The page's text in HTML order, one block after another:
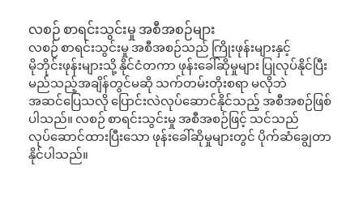
လစဉ် စာရင်းသွင်းမှု အစီအစဉ်များ
လစဉ် စာရင်းသွင်းမှု အစီအစဉ်သည် ကြိုးဖုန်းများနှင့်
မိုဘိုင်းဖုန်းများသို့ နိုင်ငံတကာ ဖုန်းခေါ်ဆိုမှုများ ပြုလုပ်နိုင်ပြီး
မည်သည့်အချိန်တွင်မဆို သက်တမ်းတိုးစရာ မလိုဘဲ
အဆင်ပြေသလို ပြောင်းလဲလုပ်ဆောင်နိုင်သည့် အစီအစဉ်ဖြစ်
ပါသည်။ လစဉ် စာရင်းသွင်းမှု အစီအစဉ်ဖြင့် သင်သည်
လုပ်ဆောင်ထားပြီးသော ဖုန်းခေါ်ဆိုမှုများတွင် ပိုက်ဆံချွေတာ
နိုင်ပါသည်။